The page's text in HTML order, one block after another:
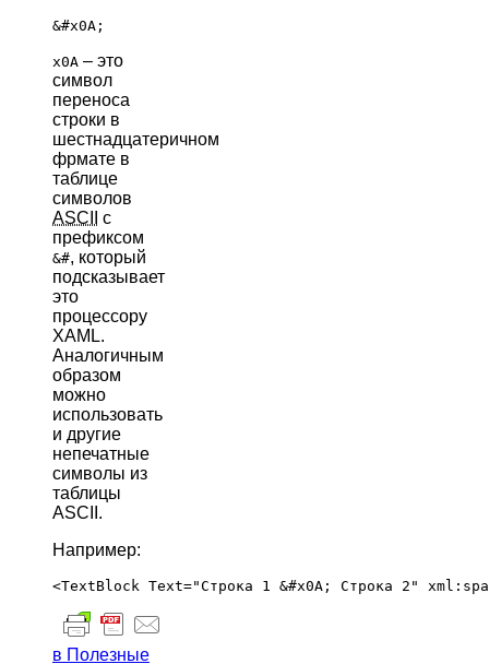
x0A – это
символ
переноса
строки в
шестнадцатеричном
фрмате в
таблице
символов
ASCII
с
префиксом
&#, который
подсказывает
это
процессору
XAML.
Аналогичным
образом
можно
использовать
и другие
непечатные
символы из
таблицы
ASCII.
Например:
в Полезные